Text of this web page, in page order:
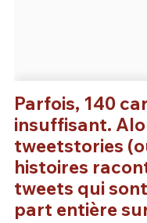
Parfois, 140
insuffisant.
tweetstories
histoires
tweets qui
part entière